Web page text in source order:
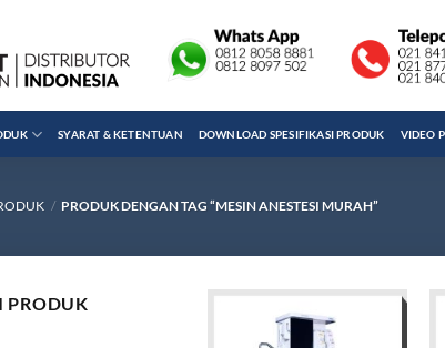
SYARAT & KETENTUAN DOWNLOAD SPESIFIKASI PRODUK VIDEO
/ PRODUK DENGAN TAG “MESIN ANESTESI MURAH”
PRODUK